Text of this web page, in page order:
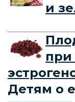
и
Детям о